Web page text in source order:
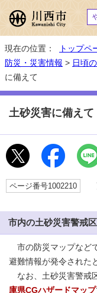
現在の位置： トップペ
防災・災害情報 > 日頃
に備えて
土砂災害に備えて
ページ番号1002210
市内の土砂災害警戒
市の防災マップなど
避難情報が発令された
なお、土砂災害警戒
庫県CGハザードマップ